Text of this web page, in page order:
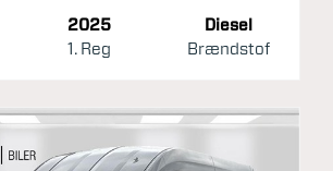
2025
1. Reg
Diesel
Brændstof